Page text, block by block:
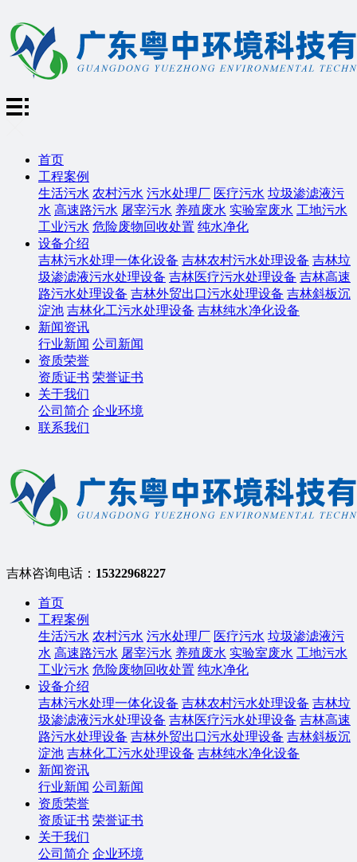
首页
工程案例
生活污水 农村污水 污水处理厂 医疗污水 垃圾渗滤液污
水 高速路污水 屠宰污水 养殖废水 实验室废水 工地污水
工业污水 危险废物回收处置 纯水净化
设备介绍
吉林污水处理一体化设备 吉林农村污水处理设备 吉林垃
圾渗滤液污水处理设备 吉林医疗污水处理设备 吉林高速
路污水处理设备 吉林外贸出口污水处理设备 吉林斜板沉
淀池 吉林化工污水处理设备 吉林纯水净化设备
新闻资讯
行业新闻 公司新闻
资质荣誉
资质证书 荣誉证书
关于我们
公司简介 企业环境
联系我们
吉林咨询电话： 15322968227
首页
工程案例
生活污水 农村污水 污水处理厂 医疗污水 垃圾渗滤液污
水 高速路污水 屠宰污水 养殖废水 实验室废水 工地污水
工业污水 危险废物回收处置 纯水净化
设备介绍
吉林污水处理一体化设备 吉林农村污水处理设备 吉林垃
圾渗滤液污水处理设备 吉林医疗污水处理设备 吉林高速
路污水处理设备 吉林外贸出口污水处理设备 吉林斜板沉
淀池 吉林化工污水处理设备 吉林纯水净化设备
新闻资讯
行业新闻 公司新闻
资质荣誉
资质证书 荣誉证书
关于我们
公司简介 企业环境